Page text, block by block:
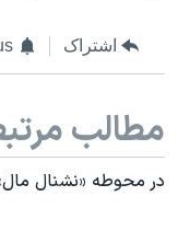
اشتراک
مطالب
در محوطه «نشنال